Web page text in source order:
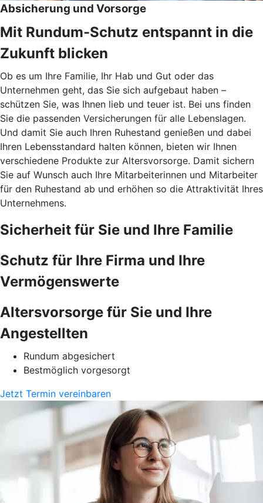
Absicherung und Vorsorge
Mit Rundum-Schutz entspannt in die
Zukunft blicken
Ob es um Ihre Familie, Ihr Hab und Gut oder das
Unternehmen geht, das Sie sich aufgebaut haben –
schützen Sie, was Ihnen lieb und teuer ist. Bei uns finden
Sie die passenden Versicherungen für alle Lebenslagen.
Und damit Sie auch Ihren Ruhestand genießen und dabei
Ihren Lebensstandard halten können, bieten wir Ihnen
verschiedene Produkte zur Altersvorsorge. Damit sichern
Sie auf Wunsch auch Ihre Mitarbeiterinnen und Mitarbeiter
für den Ruhestand ab und erhöhen so die Attraktivität Ihres
Unternehmens.
Sicherheit für Sie und Ihre Familie
Schutz für Ihre Firma und Ihre
Vermögenswerte
Altersvorsorge für Sie und Ihre
Angestellten
Rundum abgesichert
Bestmöglich vorgesorgt
Jetzt Termin vereinbaren